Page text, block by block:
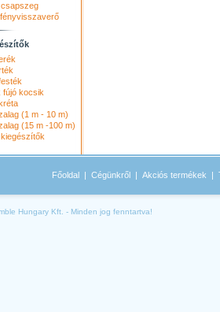
fújó kocsik
(1 m - 10 m)
(15 m -100 m)
Főoldal | Cégünkről | Akciós termékek |
Hungary Kft. - Minden jog fenntartva!